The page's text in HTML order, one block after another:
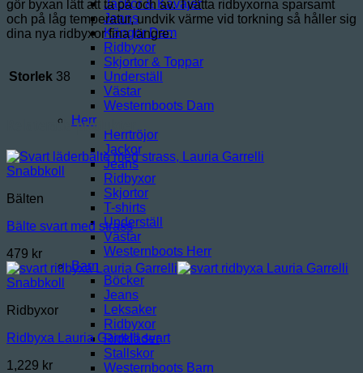
Jackor & Kavajer
Jeans
Kängor Dam
Ridbyxor
Skjortor & Toppar
Underställ
Västar
Westernboots Dam
Herr
Herrtröjor
Jackor
Jeans
Ridbyxor
Skjortor
T-shirts
Underställ
Västar
Westernboots Herr
Barn
Böcker
Jeans
Leksaker
Ridbyxor
Ridkläder
Stallskor
Westernboots Barn
gör byxan lätt att ta på och av. Tvätta ridbyxorna sparsamt
och på låg temperatur, undvik värme vid torkning så håller sig
dina nya ridbyxor fina längre.
Storlek 38
Relaterade produkter
Snabbkoll
Bälten
Bälte svart med strass
479 kr
Snabbkoll
Ridbyxor
Ridbyxa Lauria Garrelli svart
1,229 kr